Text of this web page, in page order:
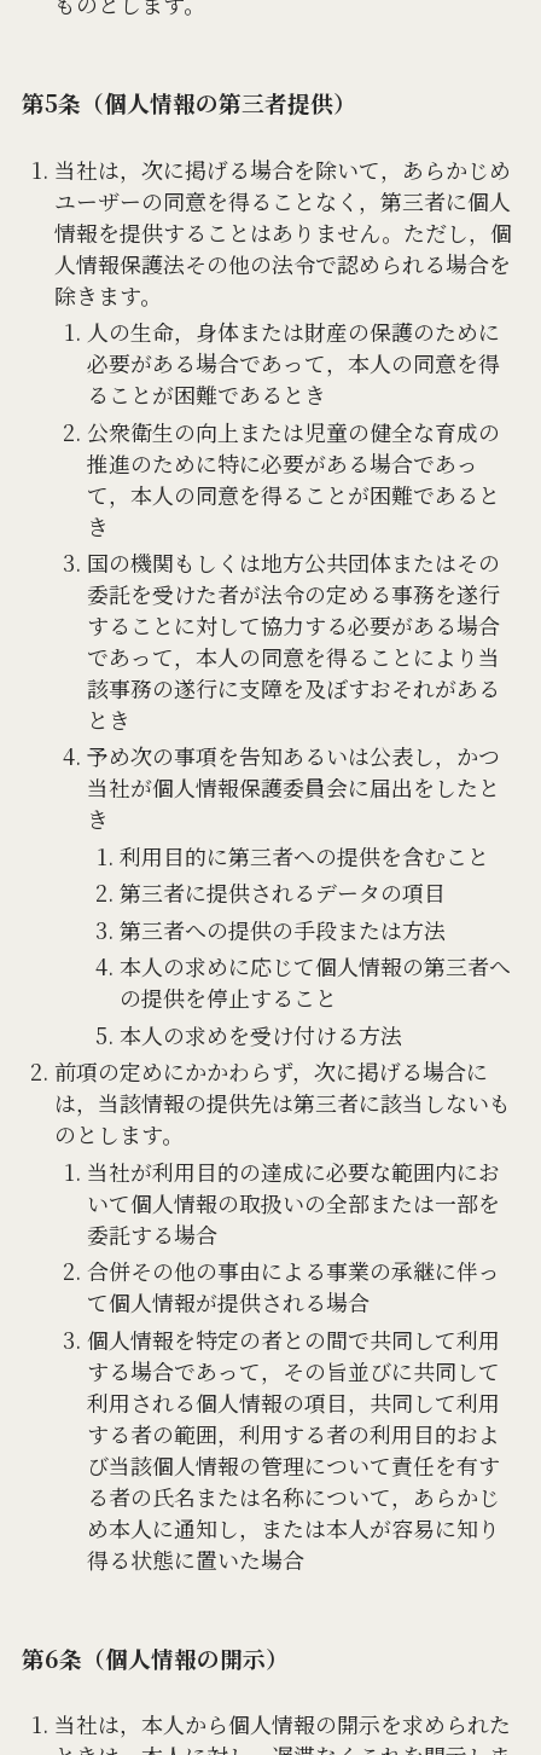
第5条（個人情報の第三者提供）
当社は，次に掲げる場合を除いて，あらかじめ
ユーザーの同意を得ることなく，第三者に個人
情報を提供することはありません。ただし，個
人情報保護法その他の法令で認められる場合を
除きます。
人の生命，身体または財産の保護のために
必要がある場合であって，本人の同意を得
ることが困難であるとき
公衆衛生の向上または児童の健全な育成の
推進のために特に必要がある場合であっ
て，本人の同意を得ることが困難であると
き
国の機関もしくは地方公共団体またはその
委託を受けた者が法令の定める事務を遂行
することに対して協力する必要がある場合
であって，本人の同意を得ることにより当
該事務の遂行に支障を及ぼすおそれがある
とき
予め次の事項を告知あるいは公表し，かつ
当社が個人情報保護委員会に届出をしたと
き
利用目的に第三者への提供を含むこと
第三者に提供されるデータの項目
第三者への提供の手段または方法
本人の求めに応じて個人情報の第三者へ
の提供を停止すること
本人の求めを受け付ける方法
前項の定めにかかわらず，次に掲げる場合に
は，当該情報の提供先は第三者に該当しないも
のとします。
当社が利用目的の達成に必要な範囲内にお
いて個人情報の取扱いの全部または一部を
委託する場合
合併その他の事由による事業の承継に伴っ
て個人情報が提供される場合
個人情報を特定の者との間で共同して利用
する場合であって，その旨並びに共同して
利用される個人情報の項目，共同して利用
する者の範囲，利用する者の利用目的およ
び当該個人情報の管理について責任を有す
る者の氏名または名称について，あらかじ
め本人に通知し，または本人が容易に知り
得る状態に置いた場合
第6条（個人情報の開示）
当社は，本人から個人情報の開示を求められた